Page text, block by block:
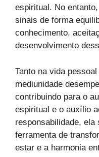
espiritual. No
sinais de forma
conhecimento,
desenvolvimento
Tanto na vida
mediunidade
contribuindo para o
espiritual e o auxílio
responsabilidade, ela
ferramenta de
estar e a harmonia